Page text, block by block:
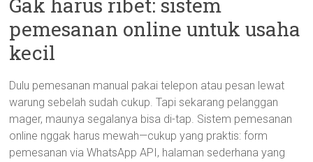
Gak harus ribet: sistem
pemesanan online untuk usaha
kecil
Dulu pemesanan manual pakai telepon atau pesan lewat
warung sebelah sudah cukup. Tapi sekarang pelanggan
mager, maunya segalanya bisa di-tap. Sistem pemesanan
online nggak harus mewah—cukup yang praktis: form
pemesanan via WhatsApp API, halaman sederhana yang